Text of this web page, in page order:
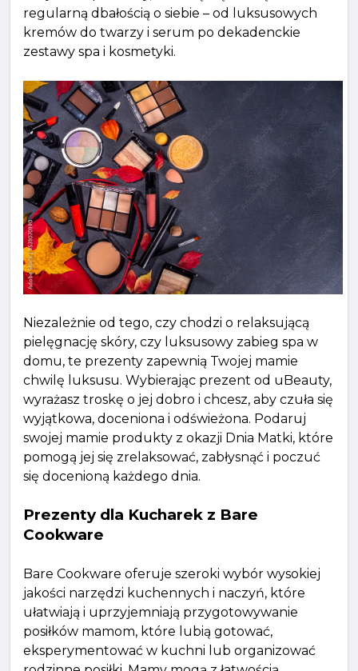
regularną dbałością o siebie – od luksusowych
kremów do twarzy i serum po dekadenckie
zestawy spa i kosmetyki.
Niezależnie od tego, czy chodzi o relaksującą
pielęgnację skóry, czy luksusowy zabieg spa w
domu, te prezenty zapewnią Twojej mamie
chwilę luksusu. Wybierając prezent od uBeauty,
wyrażasz troskę o jej dobro i chcesz, aby czuła się
wyjątkowa, doceniona i odświeżona. Podaruj
swojej mamie produkty z okazji Dnia Matki, które
pomogą jej się zrelaksować, zabłysnąć i poczuć
się docenioną każdego dnia.
Prezenty dla Kucharek z Bare
Cookware
Bare Cookware oferuje szeroki wybór wysokiej
jakości narzędzi kuchennych i naczyń, które
ułatwiają i uprzyjemniają przygotowywanie
posiłków mamom, które lubią gotować,
eksperymentować w kuchni lub organizować